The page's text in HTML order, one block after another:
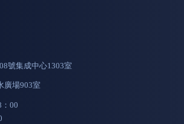
號集成中心1303室
廣場903室
00